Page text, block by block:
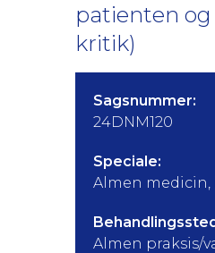
patienten
kritik)
Sagsnummer:
24DNM120
Speciale:
Almen
Almen praksis/